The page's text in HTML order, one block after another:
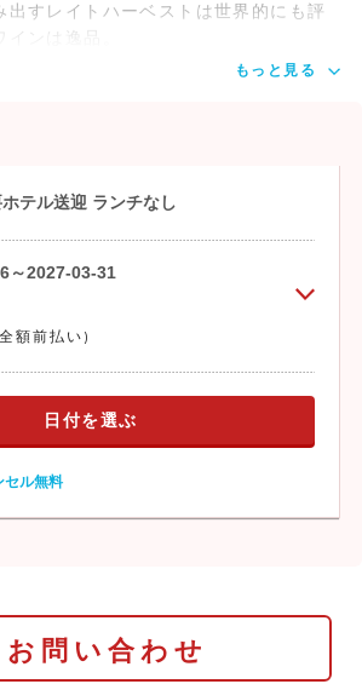
出すレイトハーベストは世界的にも評
インは逸品。
もっと見る
テル送迎 ランチなし
～2027-03-31
額前払い)
日付を選ぶ
セル無料
お問い合わせ